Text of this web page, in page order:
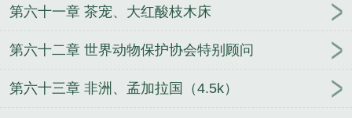
第六十一章 茶宠、大红酸枝木床
第六十二章 世界动物保护协会特别顾问
第六十三章 非洲、孟加拉国（4.5k）